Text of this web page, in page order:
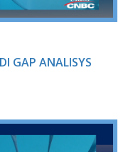
GAP ANALISYS